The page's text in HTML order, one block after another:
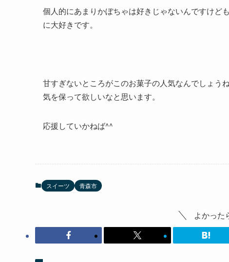
個人的にあまりかぼちゃは好きじゃないんですけど
に大好きです。
甘すぎないところがこのお菓子の人気なんでしょう
気を保って欲しいなと思います。
応援していかねば^^
スイーツ 青森市
よかった